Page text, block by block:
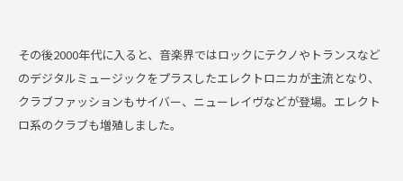
その後2000年代に入ると、音楽界ではロックにテクノやトランスなど
のデジタルミュージックをプラスしたエレクトロニカが主流となり、
クラブファッションもサイバー、ニューレイヴなどが登場。エレクト
ロ系のクラブも増殖しました。